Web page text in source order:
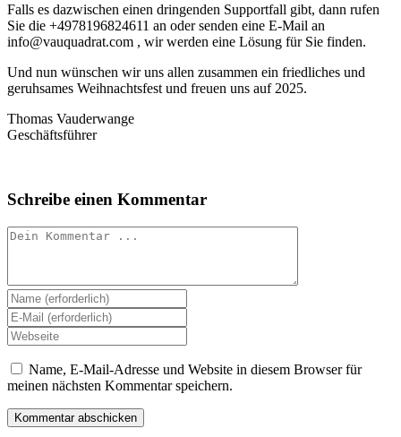
Falls es dazwischen einen dringenden Supportfall gibt, dann rufen
Sie die +4978196824611 an oder senden eine E-Mail an
info@vauquadrat.com , wir werden eine Lösung für Sie finden.
Und nun wünschen wir uns allen zusammen ein friedliches und
geruhsames Weihnachtsfest und freuen uns auf 2025.
Thomas Vauderwange
Geschäftsführer
Schreibe einen Kommentar
Kommentieren
Gib
deinen
Namen
oder
Benutzernamen
zum
Kommentieren
ein
Gib
deine
E-
Mail-
Adresse
zum
Kommentieren
ein
Gib
deine
Website-
URL
(optional)
Name, E-Mail-Adresse und Website in diesem Browser für
meinen nächsten Kommentar speichern.